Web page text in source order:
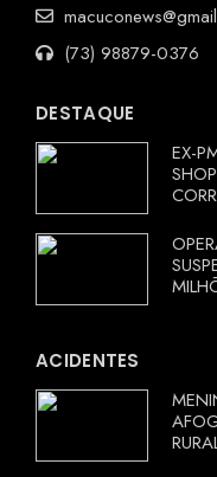
(73) 98879-0376
DESTAQUE
EX-
ACIDENTES